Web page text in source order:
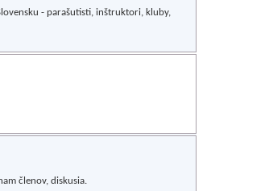
- parašutisti, inštruktori, kluby,
členov, diskusia.